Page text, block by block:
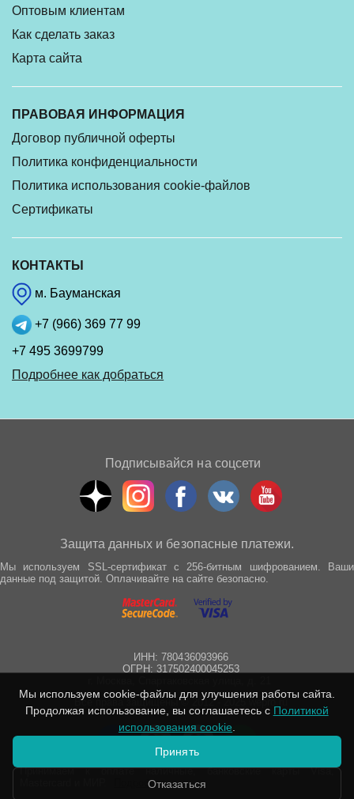
Оптовым клиентам
Как сделать заказ
Карта сайта
ПРАВОВАЯ ИНФОРМАЦИЯ
Договор публичной оферты
Политика конфиденциальности
Политика использования cookie-файлов
Сертификаты
КОНТАКТЫ
м. Бауманская
+7 (966) 369 77 99
+7 495 3699799
Подробнее как добраться
Подписывайся на соцсети
Защита данных и безопасные платежи.
Мы используем SSL-сертификат с 256-битным шифрованием. Ваши
данные под защитой. Оплачивайте на сайте безопасно.
ИНН: 780436093966
ОГРН: 317502400045253
Все права защищены © 2012 - 2025 wepro.ru
Принимаем к оплате наличные, банковские карты Visa,
Подробнее
Мы используем cookie-файлы для улучшения работы сайта.
Продолжая использование, вы соглашаетесь с Политикой
использования cookie
Принять
Отказаться